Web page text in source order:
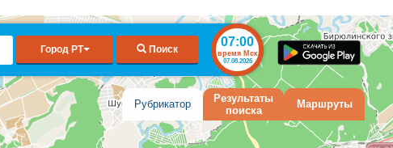
Город РТ Поиск
07:00
время Мск
07.08.2026
Рубрикатор
Результаты
поиска
Маршруты